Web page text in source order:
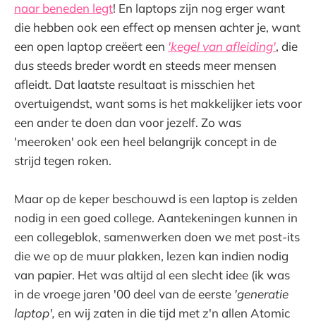
naar beneden legt! En laptops zijn nog erger want
die hebben ook een effect op mensen achter je, want
een open laptop creëert een 'kegel van afleiding', die
dus steeds breder wordt en steeds meer mensen
afleidt. Dat laatste resultaat is misschien het
overtuigendst, want soms is het makkelijker iets voor
een ander te doen dan voor jezelf. Zo was
'meeroken' ook een heel belangrijk concept in de
strijd tegen roken.
Maar op de keper beschouwd is een laptop is zelden
nodig in een goed college. Aantekeningen kunnen in
een collegeblok, samenwerken doen we met post-its
die we op de muur plakken, lezen kan indien nodig
van papier. Het was altijd al een slecht idee (ik was
in de vroege jaren '00 deel van de eerste 'generatie
laptop', en wij zaten in die tijd met z'n allen Atomic